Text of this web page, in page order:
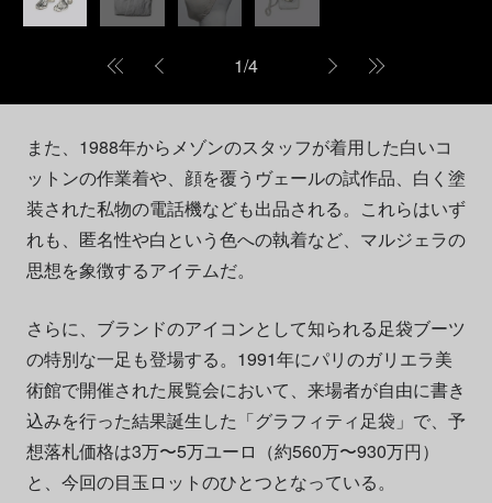
1/4
また、1988年からメゾンのスタッフが着用した白いコ
ットンの作業着や、顔を覆うヴェールの試作品、白く塗
装された私物の電話機なども出品される。これらはいず
れも、匿名性や白という色への執着など、マルジェラの
思想を象徴するアイテムだ。
さらに、ブランドのアイコンとして知られる足袋ブーツ
の特別な一足も登場する。1991年にパリのガリエラ美
術館で開催された展覧会において、来場者が自由に書き
込みを行った結果誕生した「グラフィティ足袋」で、予
想落札価格は3万〜5万ユーロ（約560万〜930万円）
と、今回の目玉ロットのひとつとなっている。